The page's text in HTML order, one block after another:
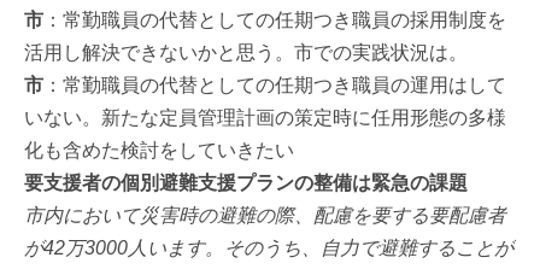
市 ：常勤職員の代替としての任期つき職員の採用制度を
活用し解決できないかと思う。市での実践状況は。
市 ：常勤職員の代替としての任期つき職員の運用はして
いない。新たな定員管理計画の策定時に任用形態の多様
化も含めた検討をしていきたい
要支援者の個別避難支援プランの整備は緊急の課題
市内において災害時の避難の際、配慮を要する要配慮者
が42万3000人います。そのうち、自力で避難することが